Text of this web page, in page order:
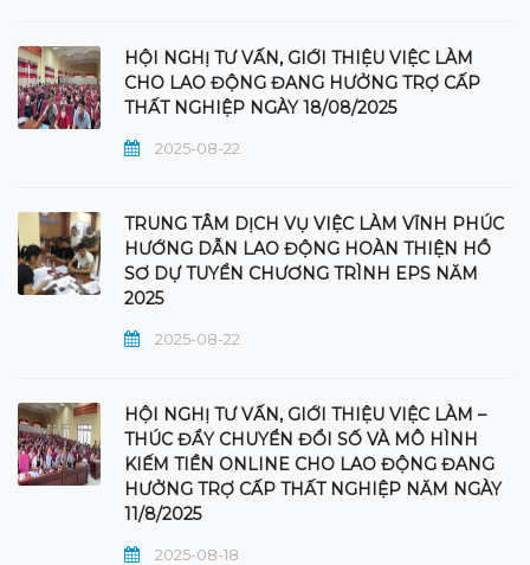
HỘI NGHỊ TƯ VẤN, GIỚI THIỆU VIỆC LÀM
CHO LAO ĐỘNG ĐANG HƯỞNG TRỢ CẤP
THẤT NGHIỆP NGÀY 18/08/2025
2025-08-22
TRUNG TÂM DỊCH VỤ VIỆC LÀM VĨNH PHÚC
HƯỚNG DẪN LAO ĐỘNG HOÀN THIỆN HỒ
SƠ DỰ TUYỂN CHƯƠNG TRÌNH EPS NĂM
2025
2025-08-22
HỘI NGHỊ TƯ VẤN, GIỚI THIỆU VIỆC LÀM –
THÚC ĐẨY CHUYỂN ĐỔI SỐ VÀ MÔ HÌNH
KIẾM TIỀN ONLINE CHO LAO ĐỘNG ĐANG
HƯỞNG TRỢ CẤP THẤT NGHIỆP NĂM NGÀY
11/8/2025
2025-08-18